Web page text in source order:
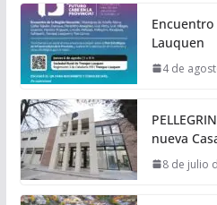
Lauquen
4 de
nueva
8 de julio